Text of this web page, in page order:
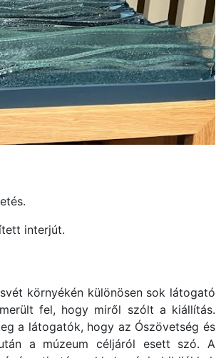
interjút.
környékén különösen sok látogató
fel, hogy miről szólt a kiállítás.
a látogatók, hogy az Ószövetség és
a múzeum céljáról esett szó. A